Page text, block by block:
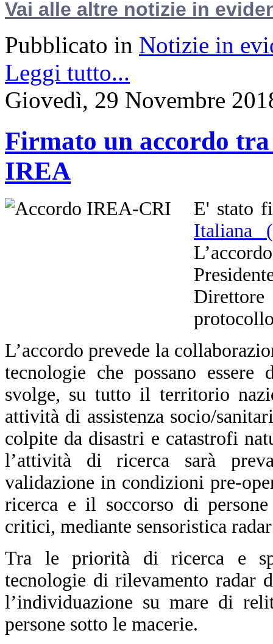
Vai alle altre notizie in
Pubblicato in Notizie in
Leggi tutto...
Giovedì, 29 Novembre
Firmato un accordo
IREA
E' stato
Italiana
L’accordo prevede la
tecnologie che possano
svolge, su tutto il territorio
attività di assistenza socio/
colpite da disastri e catastrofi
l’attività di ricerca sarà
validazione in condizioni pre-
ricerca e il soccorso di
critici, mediante sensoristica
Tra le priorità di ricerca e
tecnologie di rilevamento radar
l’individuazione su mare di
persone sotto le macerie.